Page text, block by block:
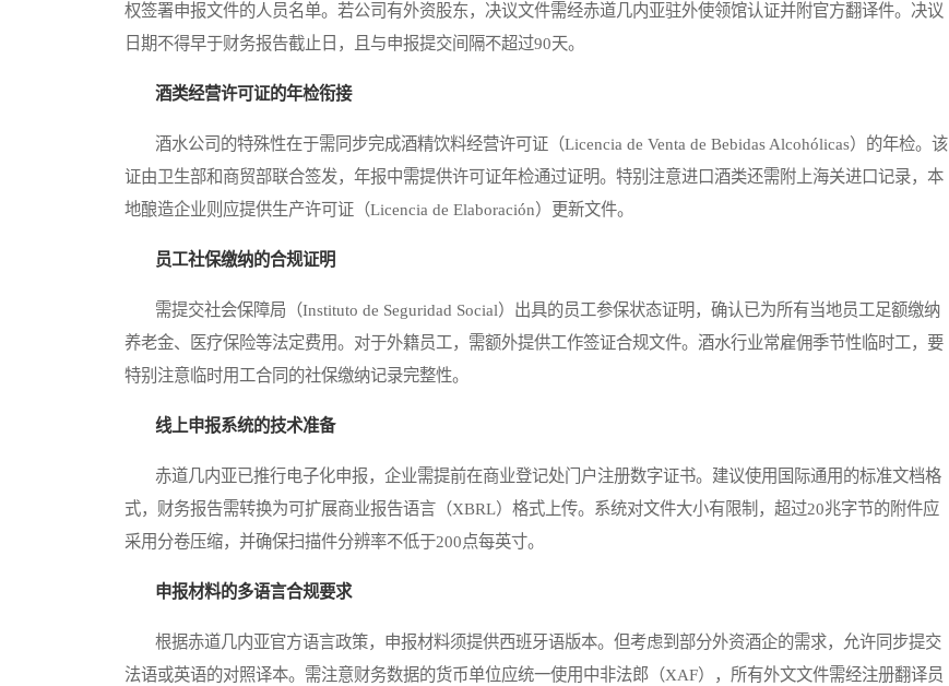
权签署申报文件的人员名单。若公司有外资股东，决议文件需经赤道几内亚驻外使领馆认证并附官方翻译件。决议
日期不得早于财务报告截止日，且与申报提交间隔不超过90天。
酒类经营许可证的年检衔接
酒水公司的特殊性在于需同步完成酒精饮料经营许可证（Licencia de Venta de Bebidas Alcohólicas）的年检。该
证由卫生部和商贸部联合签发，年报中需提供许可证年检通过证明。特别注意进口酒类还需附上海关进口记录，本
地酿造企业则应提供生产许可证（Licencia de Elaboración）更新文件。
员工社保缴纳的合规证明
需提交社会保障局（Instituto de Seguridad Social）出具的员工参保状态证明，确认已为所有当地员工足额缴纳
养老金、医疗保险等法定费用。对于外籍员工，需额外提供工作签证合规文件。酒水行业常雇佣季节性临时工，要
特别注意临时用工合同的社保缴纳记录完整性。
线上申报系统的技术准备
赤道几内亚已推行电子化申报，企业需提前在商业登记处门户注册数字证书。建议使用国际通用的标准文档格
式，财务报告需转换为可扩展商业报告语言（XBRL）格式上传。系统对文件大小有限制，超过20兆字节的附件应
采用分卷压缩，并确保扫描件分辨率不低于200点每英寸。
申报材料的多语言合规要求
根据赤道几内亚官方语言政策，申报材料须提供西班牙语版本。但考虑到部分外资酒企的需求，允许同步提交
法语或英语的对照译本。需注意财务数据的货币单位应统一使用中非法郎（XAF），所有外文文件需经注册翻译员